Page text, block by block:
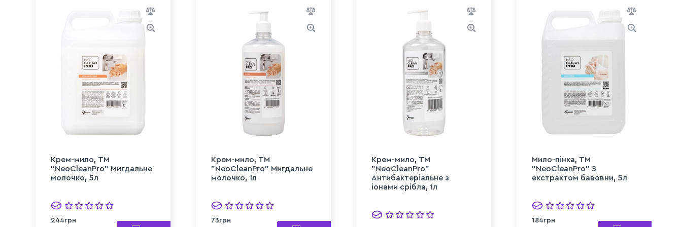
Крем-мило, ТМ
"NeoCleanPro" Мигдальне
молочко, 5л
244грн
Крем-мило, ТМ
"NeoCleanPro" Мигдальне
молочко, 1л
73грн
Крем-мило, ТМ
"NeoCleanPro"
Антибактеріальне з
іонами срібла, 1л
Мило-пінка, ТМ
"NeoCleanPro" З
екстрактом бавовни, 5л
184грн